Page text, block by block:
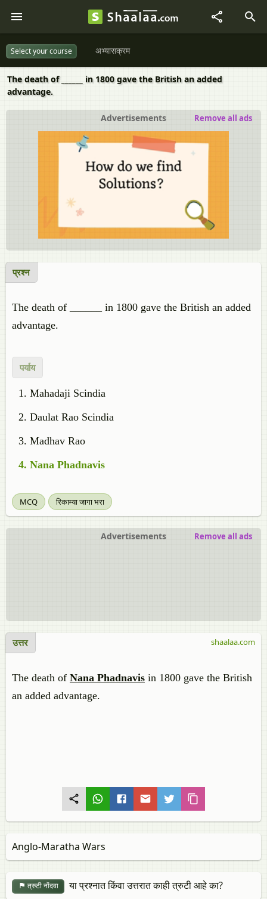
Select your course अभ्यासक्रम
The death of ______ in 1800 gave the British an added
advantage.
Advertisements Remove all ads
प्रश्न
The death of ______ in 1800 gave the British an added
advantage.
पर्याय
Mahadaji Scindia
Daulat Rao Scindia
Madhav Rao
Nana Phadnavis
MCQ रिकाम्या जागा भरा
Advertisements Remove all ads
उत्तर
The death of Nana Phadnavis in 1800 gave the British
an added advantage.
shaalaa.com
Anglo-Maratha Wars
त्रुटी नोंदवा या प्रश्नात किंवा उत्तरात काही त्रुटी आहे का?